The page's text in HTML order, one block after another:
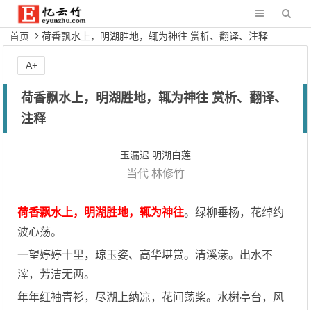
首页 荷香飘水上，明湖胜地，辄为神往 赏析、翻译、注释
荷香飘水上，明湖胜地，辄为神往 赏析、翻译、
注释
玉漏迟 明湖白莲
当代 林修竹
荷香飘水上，明湖胜地，辄为神往。绿柳垂杨，花绰约
波心荡。
一望婷婷十里，琼玉姿、高华堪赏。清溪漾。出水不
滓，芳洁无两。
年年红袖青衫，尽湖上纳凉，花间荡桨。水榭亭台，风
A+